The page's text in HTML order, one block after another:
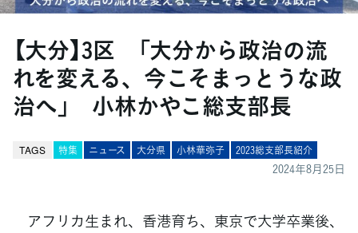
【大分】3区 「大分から政治の流
れを変える、今こそまっとうな政
治へ」 小林かやこ総支部長
TAGS 特集 ニュース 大分県 小林華弥子 2023総支部長紹介
2024年8月25日
アフリカ生まれ、香港育ち、東京で大学卒業後、